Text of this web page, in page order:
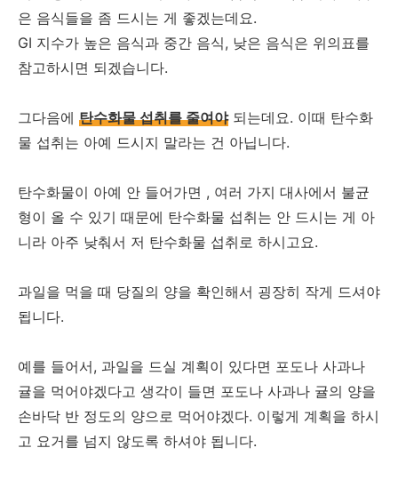
은 음식들을 좀 드시는 게 좋겠는데요.
GI 지수가 높은 음식과 중간 음식, 낮은 음식은 위의표를
참고하시면 되겠습니다.
그다음에 탄수화물 섭취를 줄여야되는데요. 이때 탄수화
물 섭취는 아예 드시지 말라는 건 아닙니다.
탄수화물이 아예 안 들어가면 , 여러 가지 대사에서 불균
형이 올 수 있기 때문에 탄수화물 섭취는 안 드시는 게 아
니라 아주 낮춰서 저 탄수화물 섭취로 하시고요.
과일을 먹을 때 당질의 양을 확인해서 굉장히 작게 드셔야
됩니다.
예를 들어서, 과일을 드실 계획이 있다면 포도나 사과나
귤을 먹어야겠다고 생각이 들면 포도나 사과나 귤의 양을
손바닥 반 정도의 양으로 먹어야겠다. 이렇게 계획을 하시
고 요거를 넘지 않도록 하셔야 됩니다.